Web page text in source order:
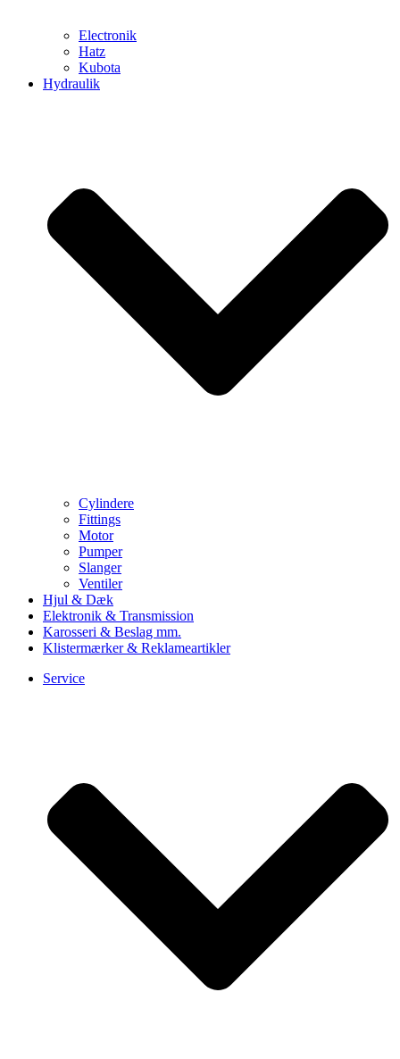
Electronik
Hatz
Kubota
Hydraulik
Cylindere
Fittings
Motor
Pumper
Slanger
Ventiler
Hjul & Dæk
Elektronik & Transmission
Karosseri & Beslag mm.
Klistermærker & Reklameartikler
Service